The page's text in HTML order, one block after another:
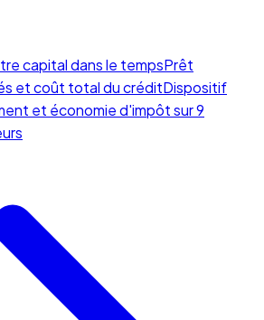
capital dans le tempsPrêt
et coût total du créditDispositif
et économie d'impôt sur 9